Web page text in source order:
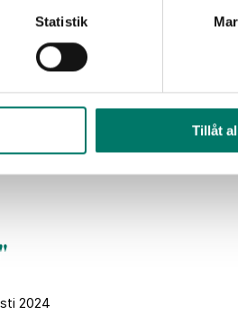
Statistik
Tillåt
2024